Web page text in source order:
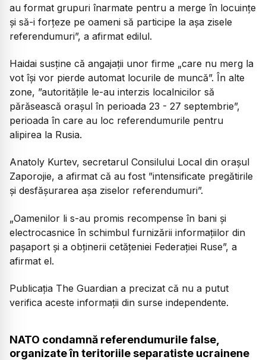
au format grupuri înarmate pentru a merge în locuințe
și să-i forțeze pe oameni să participe la așa zisele
referendumuri”, a afirmat edilul.
Haidai susține că angajații unor firme „care nu merg la
vot își vor pierde automat locurile de muncă”. În alte
zone, ”autoritățile le-au interzis localnicilor să
părăsească orașul în perioada 23 - 27 septembrie”,
perioada în care au loc referendumurile pentru
alipirea la Rusia.
Anatoly Kurtev, secretarul Consilului Local din orașul
Zaporojie, a afirmat că au fost ”intensificate pregătirile
și desfășurarea așa ziselor referendumuri”.
„Oamenilor li s-au promis recompense în bani și
electrocasnice în schimbul furnizării informațiilor din
pașaport și a obținerii cetățeniei Federației Ruse”, a
afirmat el.
Publicația The Guardian a precizat că nu a putut
verifica aceste informații din surse independente.
NATO condamnă referendumurile false,
organizate în teritoriile separatiste ucrainene